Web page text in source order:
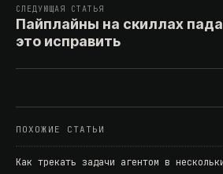
СЛЕДУЮЩАЯ СТАТЬЯ
Пайплайны на скиллах
это исправить
ПОХОЖИЕ СТАТЬИ
Как трекать задачи агентом в